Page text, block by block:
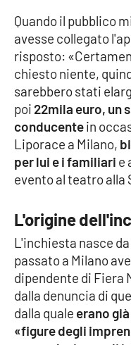
LaC OnAir
EDIZIONI
LOCALI
Catanzaro
Crotone
Vibo Valentia
Reggio Calabria
Cosenza
Lamezia Terme
Quando il pubblico
avesse collegato
risposto:
chiesto niente,
sarebbero stati
poi 22mila euro, un
conducentein
Liporace a Milano,
per lui e i familiari e
evento al teatro alla
L'origine
L'inchiesta nasce
passato a Milano
dipendente di Fiera
dalla denuncia di
dalla quale erano
«figure degli